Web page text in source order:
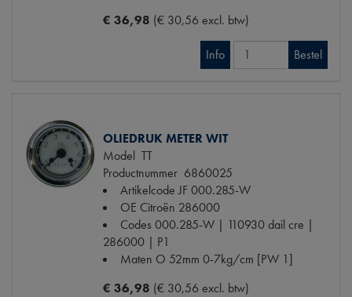
€ 36,98 (€ 30,56 excl. btw)
Info Bestel
OLIEDRUK METER WIT
Model TT
Productnummer 6860025
Artikelcode JF000.285-W
OE Citroën 286000
Codes 000.285-W | 110930 dail cre |
286000 | P1
Maten O 52mm 0-7kg/cm [PW 1]
€ 36,98 (€ 30,56 excl. btw)